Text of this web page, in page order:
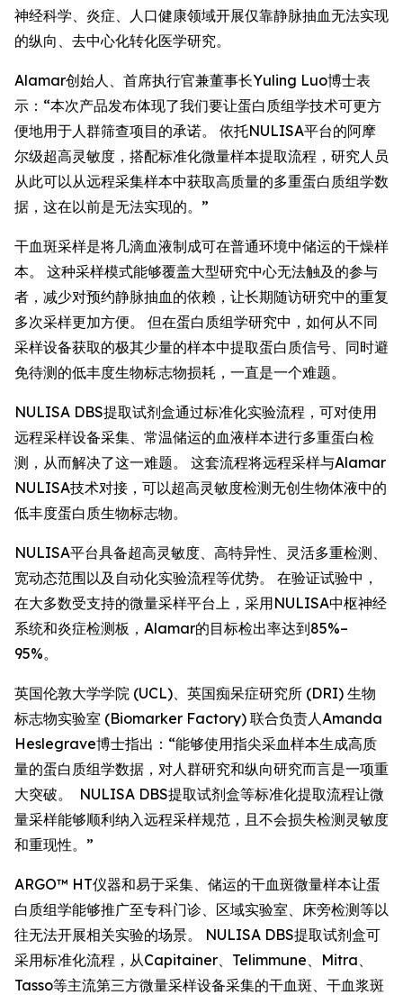
神经科学、炎症、人口健康领域开展仅靠静脉抽血无法实现
的纵向、去中心化转化医学研究。
Alamar创始人、首席执行官兼董事长Yuling Luo博士表
示：“本次产品发布体现了我们要让蛋白质组学技术可更方
便地用于人群筛查项目的承诺。 依托NULISA平台的阿摩
尔级超高灵敏度，搭配标准化微量样本提取流程，研究人员
从此可以从远程采集样本中获取高质量的多重蛋白质组学数
据，这在以前是无法实现的。”
干血斑采样是将几滴血液制成可在普通环境中储运的干燥样
本。 这种采样模式能够覆盖大型研究中心无法触及的参与
者，减少对预约静脉抽血的依赖，让长期随访研究中的重复
多次采样更加方便。 但在蛋白质组学研究中，如何从不同
采样设备获取的极其少量的样本中提取蛋白质信号、同时避
免待测的低丰度生物标志物损耗，一直是一个难题。
NULISA DBS提取试剂盒通过标准化实验流程，可对使用
远程采样设备采集、常温储运的血液样本进行多重蛋白检
测，从而解决了这一难题。 这套流程将远程采样与Alamar
NULISA技术对接，可以超高灵敏度检测无创生物体液中的
低丰度蛋白质生物标志物。
NULISA平台具备超高灵敏度、高特异性、灵活多重检测、
宽动态范围以及自动化实验流程等优势。 在验证试验中，
在大多数受支持的微量采样平台上，采用NULISA中枢神经
系统和炎症检测板，Alamar的目标检出率达到85%–
95%。
英国伦敦大学学院 (UCL)、英国痴呆症研究所 (DRI) 生物
标志物实验室 (Biomarker Factory) 联合负责人Amanda
Heslegrave博士指出：“能够使用指尖采血样本生成高质
量的蛋白质组学数据，对人群研究和纵向研究而言是一项重
大突破。 NULISA DBS提取试剂盒等标准化提取流程让微
量采样能够顺利纳入远程采样规范，且不会损失检测灵敏度
和重现性。”
ARGO™ HT仪器和易于采集、储运的干血斑微量样本让蛋
白质组学能够推广至专科门诊、区域实验室、床旁检测等以
往无法开展相关实验的场景。 NULISA DBS提取试剂盒可
采用标准化流程，从Capitainer、Telimmune、Mitra、
Tasso等主流第三方微量采样设备采集的干血斑、干血浆斑